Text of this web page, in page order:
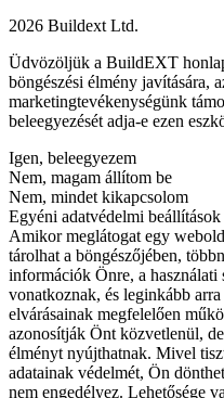
2026 Buildext Ltd.
Üdvözöljük a BuildEXT
böngészési élmény javítására,
marketingtevékenységünk
beleegyezését adja-e ezen
Igen, beleegyezem
Nem, magam állítom be
Nem, mindet kikapcsolom
Egyéni adatvédelmi beállítások
Amikor meglátogat egy
tárolhat a böngészőjében,
információk Önre, a használati
vonatkoznak, és leginkább
elvárásainak megfelelően
azonosítják Önt közvetlenül,
élményt nyújthatnak. Mivel
adatainak védelmét, Ön
nem engedélyez. Lehetősége